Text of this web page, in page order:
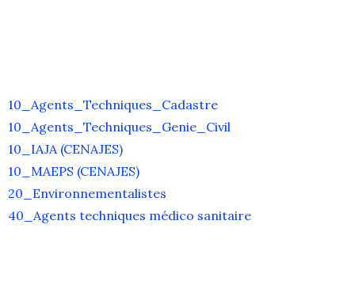
10_Agents_Techniques_Cadastre
10_Agents_Techniques_Genie_Civil
10_IAJA (CENAJES)
10_MAEPS (CENAJES)
20_Environnementalistes
40_Agents techniques médico sanitaire